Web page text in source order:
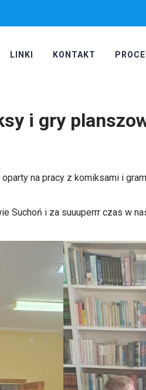
LINKI KONTAKT
i gry
na pracy z komiksami i
Suchoń i za suuuperrr czas w